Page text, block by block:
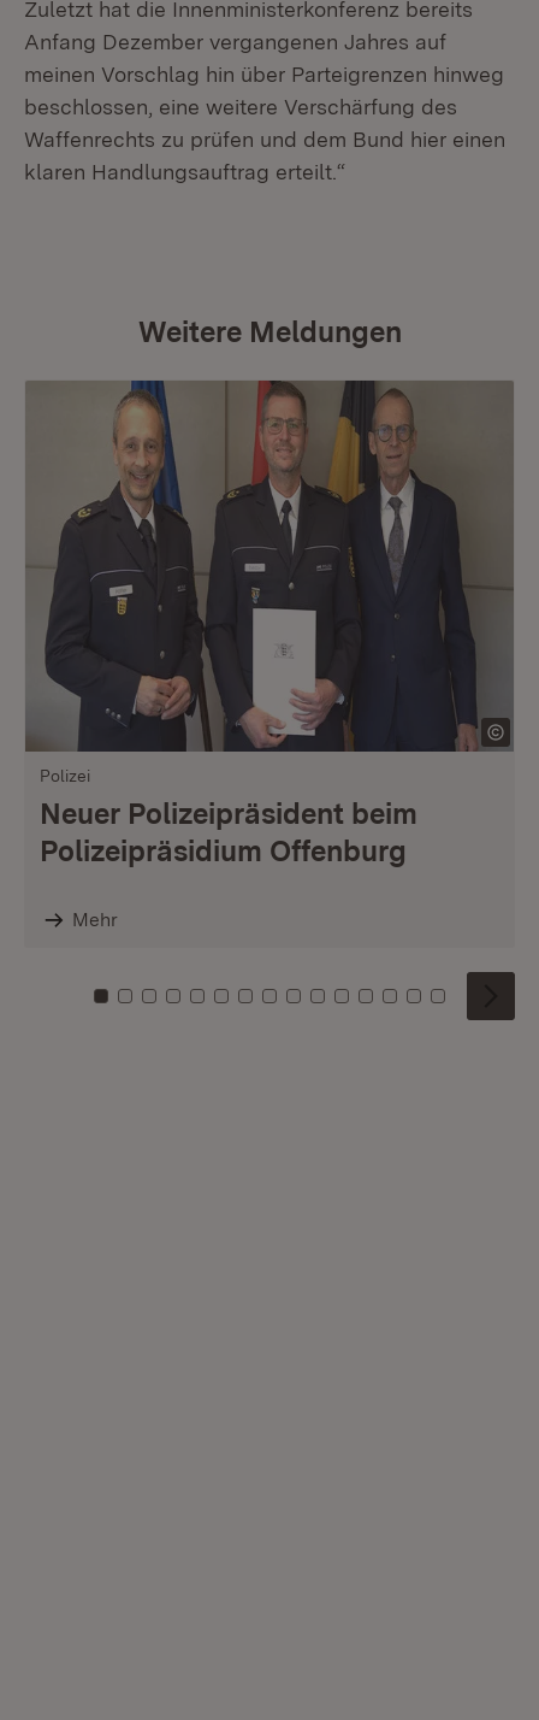
Zuletzt hat die Innenministerkonferenz bereits
Anfang Dezember vergangenen Jahres auf
meinen Vorschlag hin über Parteigrenzen hinweg
beschlossen, eine weitere Verschärfung des
Waffenrechts zu prüfen und dem Bund hier einen
klaren Handlungsauftrag erteilt.“
Weitere Meldungen
Polizei
Neuer Polizeipräsident beim
Polizeipräsidium Offenburg
Mehr
Zu Kachel: 0
Zu Kachel: 1
Zu Kachel: 2
Zu Kachel: 3
Zu Kachel: 4
Zu Kachel: 5
Zu Kachel: 6
Zu Kachel: 7
Zu Kachel: 8
Zu Kachel: 9
Zu Kachel: 10
Zu Kachel: 11
Zu Kachel: 12
Zu Kachel:
Zu